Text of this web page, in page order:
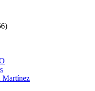
Martínez